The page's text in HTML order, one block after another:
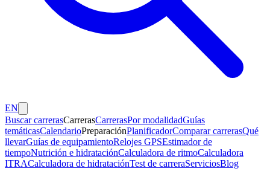
EN
Buscar carrerasCarrerasCarrerasPor modalidadGuías
temáticasCalendarioPreparaciónPlanificadorComparar carrerasQué
llevarGuías de equipamientoRelojes GPSEstimador de
tiempoNutrición e hidrataciónCalculadora de ritmoCalculadora
ITRACalculadora de hidrataciónTest de carreraServiciosBlog